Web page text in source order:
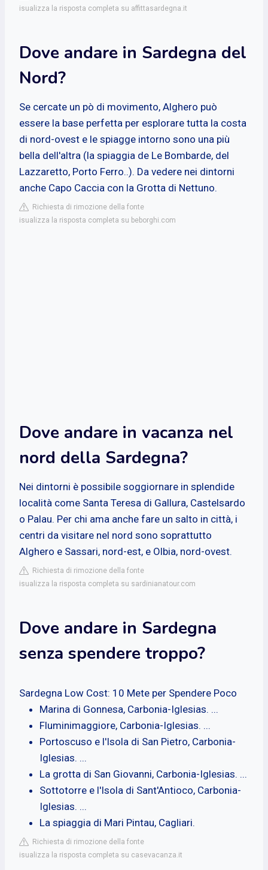
isualizza la risposta completa su affittasardegna.it
Dove andare in Sardegna del
Nord?
Se cercate un pò di movimento, Alghero può
essere la base perfetta per esplorare tutta la costa
di nord-ovest e le spiagge intorno sono una più
bella dell'altra (la spiaggia de Le Bombarde, del
Lazzaretto, Porto Ferro..). Da vedere nei dintorni
anche Capo Caccia con la Grotta di Nettuno.
Richiesta di rimozione della fonte
isualizza la risposta completa su beborghi.com
Dove andare in vacanza nel
nord della Sardegna?
Nei dintorni è possibile soggiornare in splendide
località come Santa Teresa di Gallura, Castelsardo
o Palau. Per chi ama anche fare un salto in città, i
centri da visitare nel nord sono soprattutto
Alghero e Sassari, nord-est, e Olbia, nord-ovest.
Richiesta di rimozione della fonte
isualizza la risposta completa su sardinianatour.com
Dove andare in Sardegna
senza spendere troppo?
Sardegna Low Cost: 10 Mete per Spendere Poco
Marina di Gonnesa, Carbonia-Iglesias. ...
Fluminimaggiore, Carbonia-Iglesias. ...
Portoscuso e l'Isola di San Pietro, Carbonia-
Iglesias. ...
La grotta di San Giovanni, Carbonia-Iglesias. ...
Sottotorre e l'Isola di Sant'Antioco, Carbonia-
Iglesias. ...
La spiaggia di Mari Pintau, Cagliari.
Richiesta di rimozione della fonte
isualizza la risposta completa su casevacanza.it